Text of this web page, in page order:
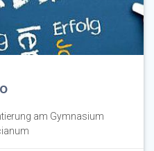
am Gymnasium